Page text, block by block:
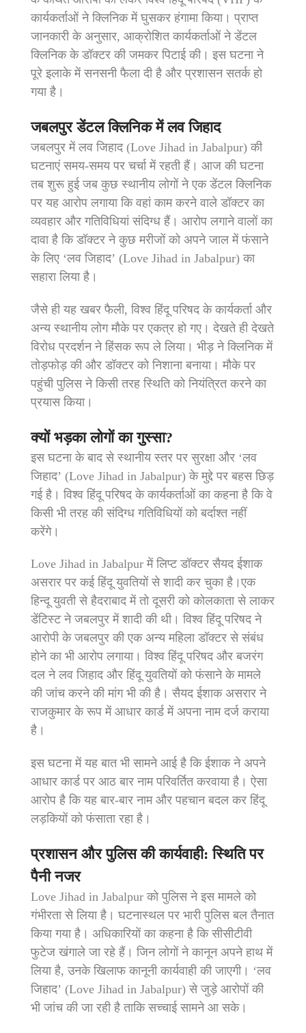
कार्यकर्ताओं ने क्लिनिक में घुसकर हंगामा किया। प्राप्त
जानकारी के अनुसार, आक्रोशित कार्यकर्ताओं ने डेंटल
क्लिनिक के डॉक्टर की जमकर पिटाई की। इस घटना ने
पूरे इलाके में सनसनी फैला दी है और प्रशासन सतर्क हो
गया है।
जबलपुर डेंटल क्लिनिक में लव जिहाद
जबलपुर में लव जिहाद (Love Jihad in Jabalpur) की
घटनाएं समय-समय पर चर्चा में रहती हैं। आज की घटना
तब शुरू हुई जब कुछ स्थानीय लोगों ने एक डेंटल क्लिनिक
पर यह आरोप लगाया कि वहां काम करने वाले डॉक्टर का
व्यवहार और गतिविधियां संदिग्ध हैं। आरोप लगाने वालों का
दावा है कि डॉक्टर ने कुछ मरीजों को अपने जाल में फंसाने
के लिए ‘लव जिहाद’ (Love Jihad in Jabalpur) का
सहारा लिया है।
जैसे ही यह खबर फैली, विश्व हिंदू परिषद के कार्यकर्ता और
अन्य स्थानीय लोग मौके पर एकत्र हो गए। देखते ही देखते
विरोध प्रदर्शन ने हिंसक रूप ले लिया। भीड़ ने क्लिनिक में
तोड़फोड़ की और डॉक्टर को निशाना बनाया। मौके पर
पहुंची पुलिस ने किसी तरह स्थिति को नियंत्रित करने का
प्रयास किया।
क्यों भड़का लोगों का गुस्सा?
इस घटना के बाद से स्थानीय स्तर पर सुरक्षा और ‘लव
जिहाद’ (Love Jihad in Jabalpur) के मुद्दे पर बहस छिड़
गई है। विश्व हिंदू परिषद के कार्यकर्ताओं का कहना है कि वे
किसी भी तरह की संदिग्ध गतिविधियों को बर्दाश्त नहीं
करेंगे।
Love Jihad in Jabalpur में लिप्ट डॉक्टर सैयद ईशाक
असरार पर कई हिंदू युवतियों से शादी कर चुका है।एक
हिन्दू युवती से हैदराबाद में तो दूसरी को कोलकाता से लाकर
डेंटिस्ट ने जबलपुर में शादी की थी। विश्व हिंदू परिषद ने
आरोपी के जबलपुर की एक अन्य महिला डॉक्टर से संबंध
होने का भी आरोप लगाया। विश्व हिंदू परिषद और बजरंग
दल ने लव जिहाद और हिंदू युवतियों को फंसाने के मामले
की जांच करने की मांग भी की है। सैयद ईशाक असरार ने
राजकुमार के रूप में आधार कार्ड में अपना नाम दर्ज कराया
है।
इस घटना में यह बात भी सामने आई है कि ईशाक ने अपने
आधार कार्ड पर आठ बार नाम परिवर्तित करवाया है। ऐसा
आरोप है कि यह बार-बार नाम और पहचान बदल कर हिंदू
लड़कियों को फंसाता रहा है।
प्रशासन और पुलिस की कार्यवाही: स्थिति पर
पैनी नजर
Love Jihad in Jabalpur को पुलिस ने इस मामले को
गंभीरता से लिया है। घटनास्थल पर भारी पुलिस बल तैनात
किया गया है। अधिकारियों का कहना है कि सीसीटीवी
फुटेज खंगाले जा रहे हैं। जिन लोगों ने कानून अपने हाथ में
लिया है, उनके खिलाफ कानूनी कार्यवाही की जाएगी। ‘लव
जिहाद’ (Love Jihad in Jabalpur) से जुड़े आरोपों की
भी जांच की जा रही है ताकि सच्चाई सामने आ सके।